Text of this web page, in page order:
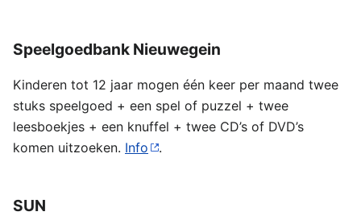
Speelgoedbank Nieuwegein
Kinderen tot 12 jaar mogen één keer per maand twee
stuks speelgoed + een spel of puzzel + twee
leesboekjes + een knuffel + twee CD’s of DVD’s
komen uitzoeken. Info .
SUN